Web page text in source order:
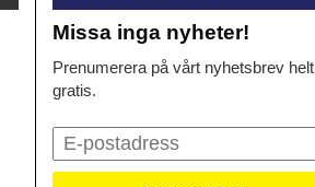
Missa inga nyheter!
Prenumerera på vårt nyhetsbrev helt
gratis.